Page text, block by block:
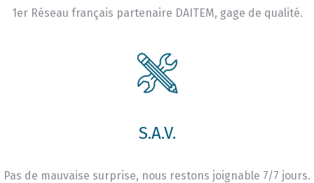
1er Réseau français partenaire DAITEM, gage de qualité.
S.A.V.
Pas de mauvaise surprise, nous restons joignable 7/7 jours.